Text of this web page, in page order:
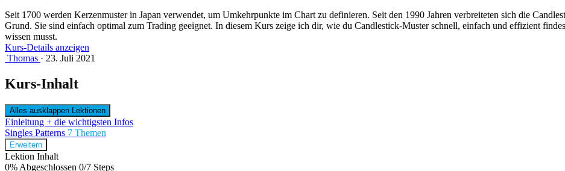
Seit 1700 werden Kerzenmuster in Japan verwendet, um Umkehrpunkte im Chart zu definieren. Seit den 1990 Jahren verbreiteten sich die
Grund. Sie sind einfach optimal zum Trading geeignet. In diesem Kurs zeige ich dir, wie du Candlestick-Muster schnell, einfach und effizient
wissen musst.
Kurs-Details anzeigen
Thomas · 23. Juli 2021
Kurs-Inhalt
Alles ausklappen Lektionen
Einleitung + die wichtigsten Infos
Singles Patterns 7 Themen
Erweitern
Lektion Inhalt
0% Abgeschlossen 0/7 Steps